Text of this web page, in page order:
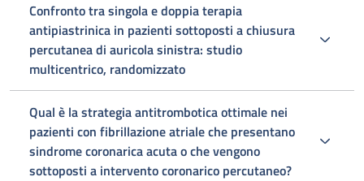
Confronto tra singola e doppia terapia
antipiastrinica in pazienti sottoposti a chiusura
percutanea di auricola sinistra: studio
multicentrico, randomizzato
Qual è la strategia antitrombotica ottimale nei
pazienti con fibrillazione atriale che presentano
sindrome coronarica acuta o che vengono
sottoposti a intervento coronarico percutaneo?